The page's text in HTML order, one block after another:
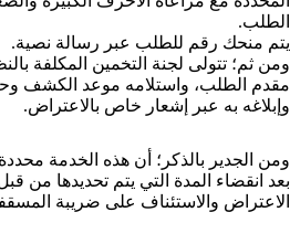
الطلب.
يتم منحك رقم للطلب عبر رسالة نصية.
ومن ثم؛ تتولى لجنة التخمين المكلفة
مقدم الطلب، واستلامه موعد الكشف
وإبلاغه به عبر إشعار خاص بالاعتراض.
ومن الجدير بالذكر؛ أن هذه الخدمة محددة
بعد انقضاء المدة التي يتم تحديدها من
الاعتراض والاستئناف على ضريبة